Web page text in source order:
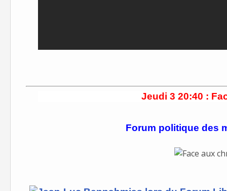
Jeudi 3 20:40 :
Forum politique des